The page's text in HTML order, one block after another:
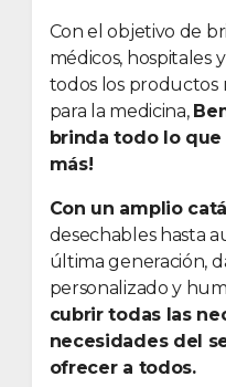
Con el objetivo de
médicos, hospitales
todos los productos
para la medicina,
brinda todo lo que
más!
Con un amplio
desechables hasta
última generación,
personalizado y
cubrir todas las
necesidades del
ofrecer a todos.